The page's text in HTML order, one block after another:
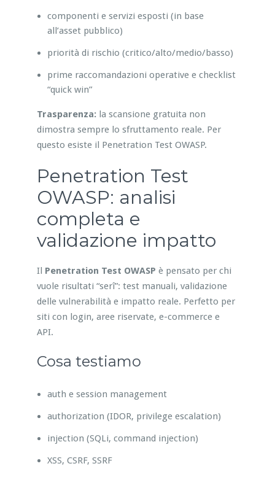
componenti e servizi esposti (in base
all’asset pubblico)
priorità di rischio (critico/alto/medio/basso)
prime raccomandazioni operative e checklist
“quick win”
Trasparenza: la scansione gratuita non
dimostra sempre lo sfruttamento reale. Per
questo esiste il Penetration Test OWASP.
Penetration Test
OWASP: analisi
completa e
validazione impatto
Il Penetration Test OWASP è pensato per chi
vuole risultati “serî”: test manuali, validazione
delle vulnerabilità e impatto reale. Perfetto per
siti con login, aree riservate, e-commerce e
API.
Cosa testiamo
auth e session management
authorization (IDOR, privilege escalation)
injection (SQLi, command injection)
XSS, CSRF, SSRF